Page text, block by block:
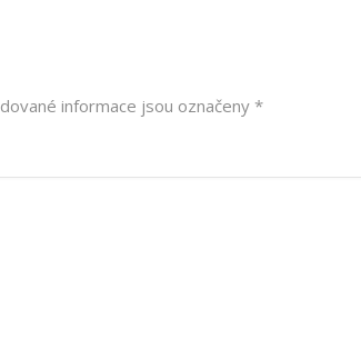
informace jsou označeny *